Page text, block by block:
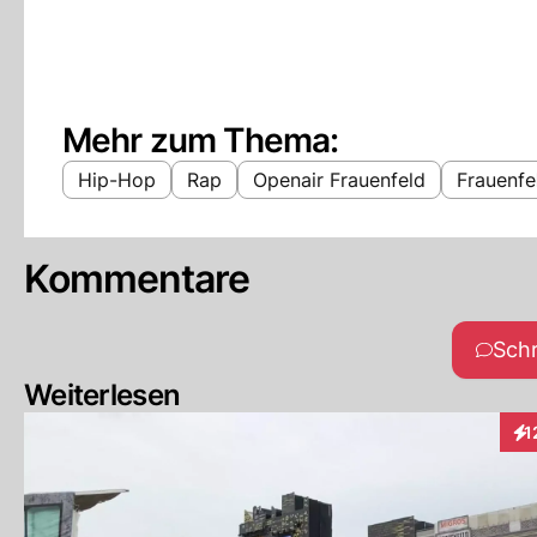
Mehr zum Thema:
Hip-Hop Rap Openair Frauenfeld
Kommentare
Weiterlesen